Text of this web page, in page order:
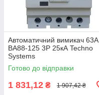
Автоматичний вимикач 63А
ВА88-125 3Р 25кА Techno
Systems
Готово до відправки
1 831,12 ₴ 1 907,42 ₴